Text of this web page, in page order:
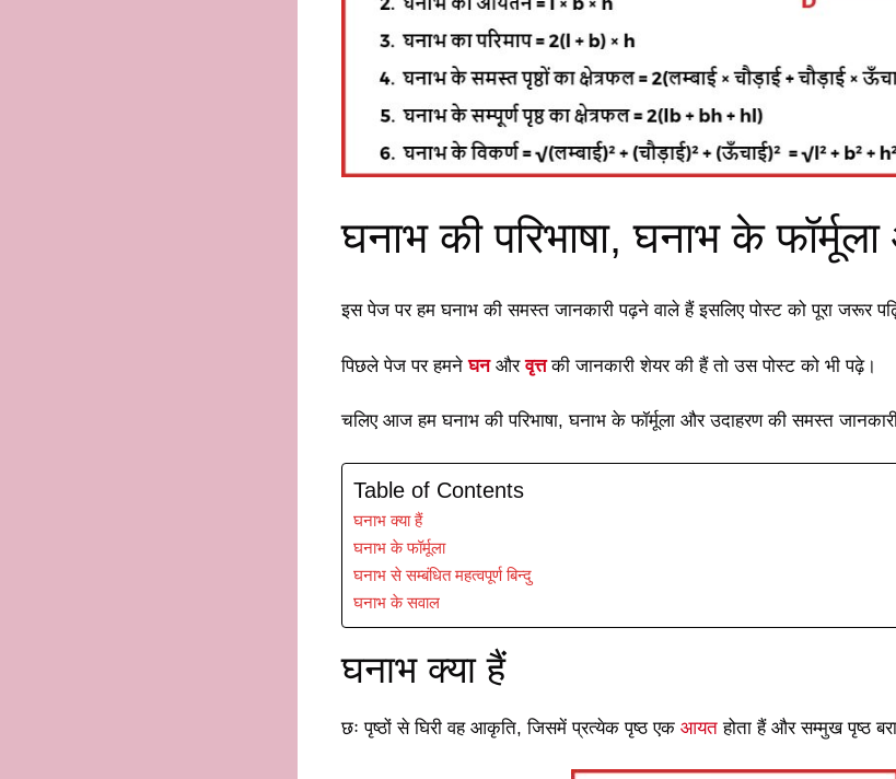
घनाभ की परिभाषा, घनाभ के
इस पेज पर हम घनाभ की समस्त जानकारी पढ़ने वाले हैं इसलिए पोस्ट को पूरा जरूर
पिछले पेज पर हमनेघनऔरवृत्तकी जानकारी शेयर की हैं तो उस पोस्ट को भी पढ़े।
चलिए आज हम घनाभ की परिभाषा, घनाभ के फॉर्मूला और उदाहरण की समस्त
Table of Contents
घनाभ क्या हैं
घनाभ के फॉर्मूला
घनाभ से सम्बंधित महत्वपूर्ण बिन्दु
घनाभ के सवाल
घनाभ क्या हैं
छः पृष्ठों से घिरी वह आकृति, जिसमें प्रत्येक पृष्ठ एक आयत होता हैं और सम्मुख पृष्ठ